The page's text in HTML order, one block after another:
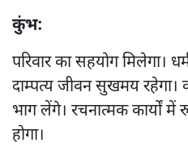
कुंभ:
परिवार का सहयोग मिलेगा।
दाम्पत्य जीवन सुखमय रहेगा।
भाग लेंगे। रचनात्मक कार्यों में
होगा।